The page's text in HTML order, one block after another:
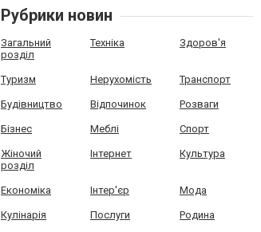
Рубрики новин
Загальний
розділ
Техніка Здоров'я
Туризм Нерухомість Транспорт
Будівництво Відпочинок Розваги
Бізнес Меблі Спорт
Жіночий
розділ
Інтернет Культура
Економіка Інтер'єр Мода
Кулінарія Послуги Родина